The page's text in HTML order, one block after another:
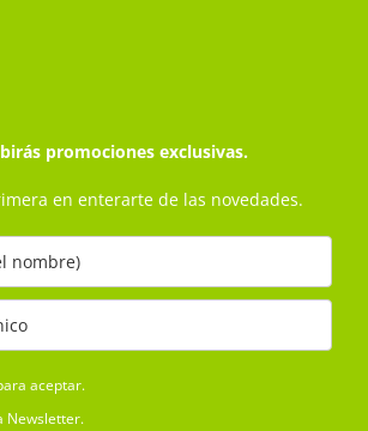
promociones exclusivas.
en enterarte de las novedades.
aceptar.
Newsletter.